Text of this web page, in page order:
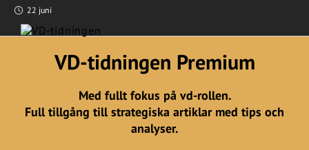
22 juni
VD-tidningen Premium
Med fullt fokus på vd-rollen.
Full tillgång till strategiska artiklar med tips och
analyser.